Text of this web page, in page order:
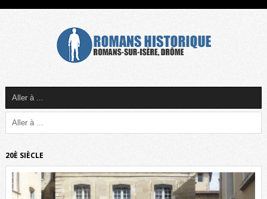
20È SIÈCLE